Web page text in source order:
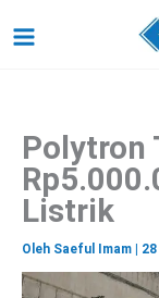
ke
Polytron
Listrik
Oleh Saeful Imam
a